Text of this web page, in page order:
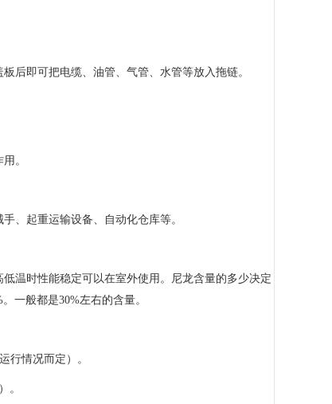
后即可把电缆、油管、气管、水管等放入拖链。
。
、起重运输设备、自动化仓库等。
温时性能稳定可以在室外使用。尼龙含量的多少决定
一般都是30%左右的含量。
行情况而定）。
。